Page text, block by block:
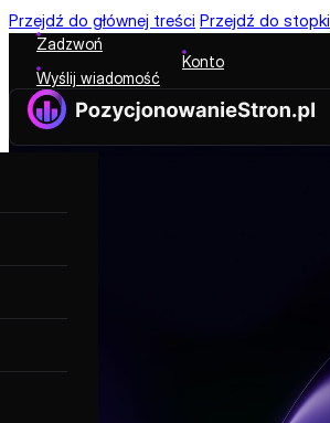
Przejdź do głównej treści Przejdź do stopki
Zadzwoń
Wyślij wiadomość
Konto